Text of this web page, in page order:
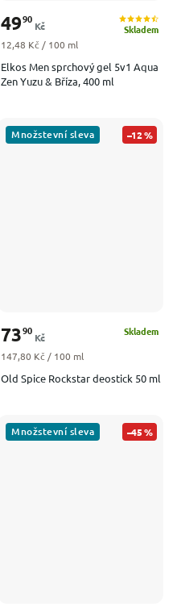
Elkos Men sprchový gel 5v1 Aqua
Zen Yuzu & Bříza, 400 ml
Skladem
4990
Kč
Měrná cena:
12,48 Kč / 100 ml
Množstevní sleva –12 %
Old Spice Rockstar deostick 50 ml
Skladem
7390
Kč
Měrná cena:
147,80 Kč / 100 ml
Množstevní sleva –45 %